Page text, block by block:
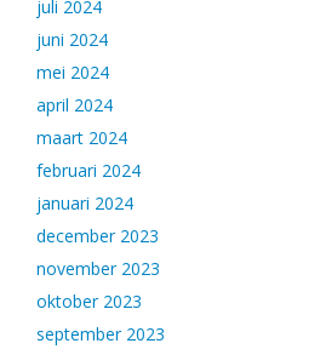
juli 2024
juni 2024
mei 2024
april 2024
maart 2024
februari 2024
januari 2024
december 2023
november 2023
oktober 2023
september 2023